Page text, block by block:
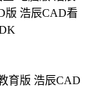
版 浩辰CAD看
育版 浩辰CAD